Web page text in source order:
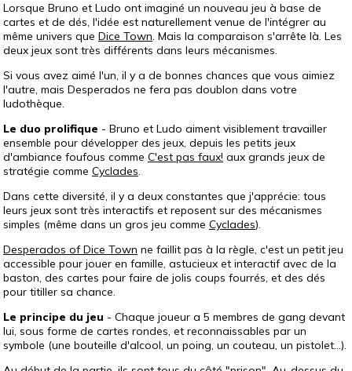
Lorsque Bruno et Ludo ont imaginé un nouveau jeu à base de
cartes et de dés, l'idée est naturellement venue de l'intégrer au
même univers que Dice Town. Mais la comparaison s'arrête là. Les
deux jeux sont très différents dans leurs mécanismes.
Si vous avez aimé l'un, il y a de bonnes chances que vous aimiez
l'autre, mais Desperados ne fera pas doublon dans votre
ludothèque.
Le duo prolifique - Bruno et Ludo aiment visiblement travailler
ensemble pour développer des jeux, depuis les petits jeux
d'ambiance foufous comme C'est pas faux! aux grands jeux de
stratégie comme Cyclades.
Dans cette diversité, il y a deux constantes que j'apprécie: tous
leurs jeux sont très interactifs et reposent sur des mécanismes
simples (même dans un gros jeu comme Cyclades).
Desperados of Dice Town ne faillit pas à la règle, c'est un petit jeu
accessible pour jouer en famille, astucieux et interactif avec de la
baston, des cartes pour faire de jolis coups fourrés, et des dés
pour titiller sa chance.
Le principe du jeu - Chaque joueur a 5 membres de gang devant
lui, sous forme de cartes rondes, et reconnaissables par un
symbole (une bouteille d'alcool, un poing, un couteau, un pistolet...).